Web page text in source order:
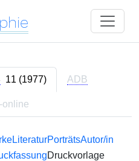
11 (1977) ADB
-online
LiteraturPorträtsAutor/in
Druckvorlage